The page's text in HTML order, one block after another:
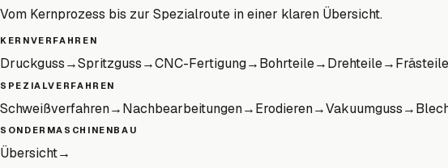
Vom Kernprozess bis zur Spezialroute in einer klaren Übersicht.
KERNVERFAHREN
Druckguss→Spritzguss→CNC-Fertigung→Bohrteile→Drehteile→Frästeile
SPEZIALVERFAHREN
Schweißverfahren→Nachbearbeitungen→Erodieren→Vakuumguss→
SONDERMASCHINENBAU
Übersicht→